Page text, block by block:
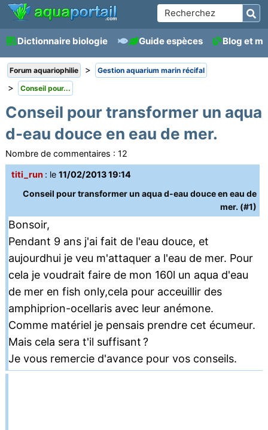
Dictionnaire biologie Guide espèces Blog et
Forum aquariophilie > Gestion aquarium marin récifal
> Conseil pour...
Conseil pour transformer un aqua
d-eau douce en eau de mer.
Nombre de commentaires : 12
titi_run : le 11/02/2013 19:14
Conseil pour transformer un aqua d-eau douce en eau de
mer. (#1)
Bonsoir,
Pendant 9 ans j'ai fait de l'eau douce, et
aujourdhui je veu m'attaquer a l'eau de mer. Pour
cela je voudrait faire de mon 160l un aqua d'eau
de mer en fish only,cela pour acceuillir des
amphiprion-ocellaris avec leur anémone.
Comme matériel je pensais prendre cet écumeur.
Mais cela sera t'il suffisant ?
Je vous remercie d'avance pour vos conseils.